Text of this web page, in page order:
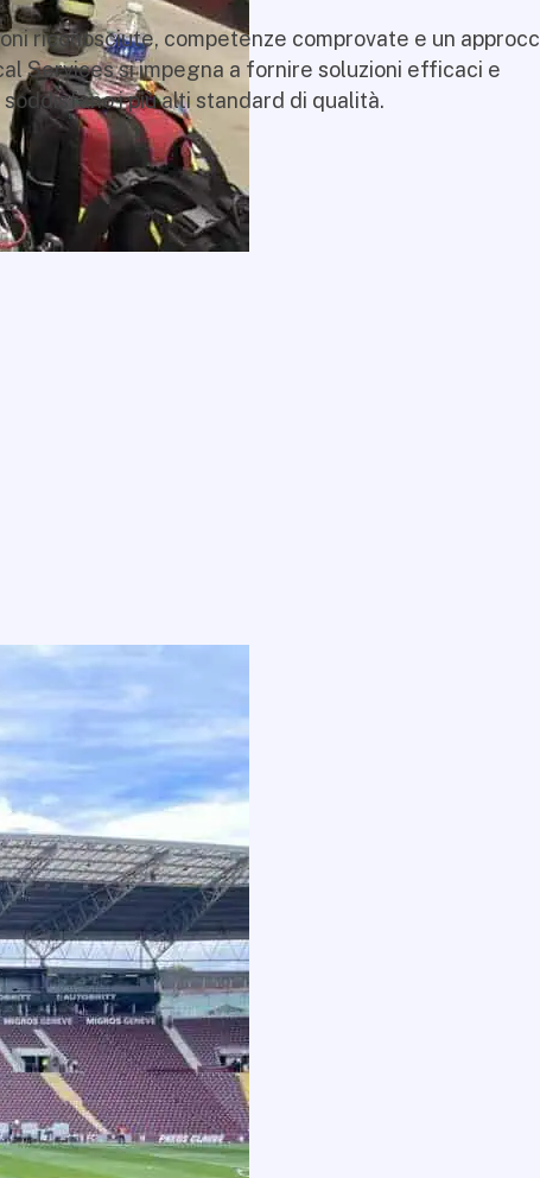
riconosciute, competenze comprovate e un
Services si impegna a fornire soluzioni efficaci e
i più alti standard di qualità.